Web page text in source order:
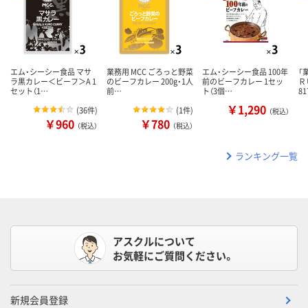
エム・シーシー食品 マサ
ラ黒カレー＜ビーフ＞A 1
セット（1…
(36件)
￥960 （税込）
業務用 MCC ごろっと野菜
のビーフカレー 200g・1人
前…
(1件)
￥780 （税込）
エム・シーシー食品 100年
前のビーフカレー 1セッ
ト（3個…
￥1,290 （税込）
ランキング一覧
アスクルについて
お気軽にご質問ください。
新規会員登録